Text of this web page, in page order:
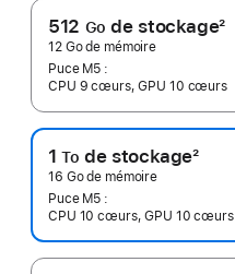
512 Go de stockage
Note
de
bas
de
2
12 Go de mémoire
Puce M5 :
CPU 9 cœurs, GPU 10 cœurs
1To de stockage
Note
de
bas
de
2
16 Go de mémoire
Puce M5 :
CPU 10 cœurs, GPU 10 cœurs